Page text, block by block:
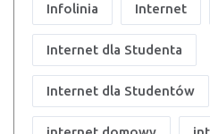
Infolinia Internet
Internet dla Studenta
Internet dla Studentów